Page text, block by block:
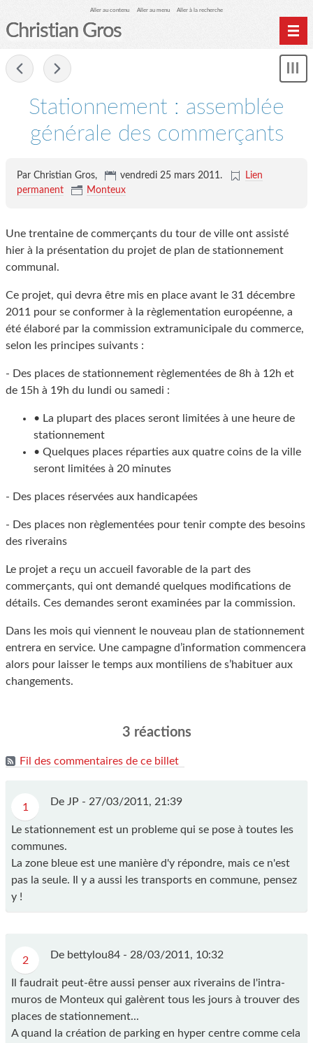
Aller au contenu Aller au menu Aller à la recherche
Christian Gros
Stationnement : assemblée
générale des commerçants
Par Christian Gros, vendredi 25 mars 2011.
Lien
permanent
Monteux
Une trentaine de commerçants du tour de ville ont assisté
hier à la présentation du projet de plan de stationnement
communal.
Ce projet, qui devra être mis en place avant le 31 décembre
2011 pour se conformer à la règlementation européenne, a
été élaboré par la commission extramunicipale du commerce,
selon les principes suivants :
- Des places de stationnement règlementées de 8h à 12h et
de 15h à 19h du lundi ou samedi :
• La plupart des places seront limitées à une heure de
stationnement
• Quelques places réparties aux quatre coins de la ville
seront limitées à 20 minutes
- Des places réservées aux handicapées
- Des places non règlementées pour tenir compte des besoins
des riverains
Le projet a reçu un accueil favorable de la part des
commerçants, qui ont demandé quelques modifications de
détails. Ces demandes seront examinées par la commission.
Dans les mois qui viennent le nouveau plan de stationnement
entrera en service. Une campagne d’information commencera
alors pour laisser le temps aux montiliens de s’habituer aux
changements.
3 réactions
Fil des commentaires de ce billet
1 De JP - 27/03/2011, 21:39
Le stationnement est un probleme qui se pose à toutes les
communes.
La zone bleue est une manière d'y répondre, mais ce n'est
pas la seule. Il y a aussi les transports en commune, pensez
y !
2 De bettylou84 - 28/03/2011, 10:32
Il faudrait peut-être aussi penser aux riverains de l'intra-
muros de Monteux qui galèrent tous les jours à trouver des
places de stationnement...
A quand la création de parking en hyper centre comme cela